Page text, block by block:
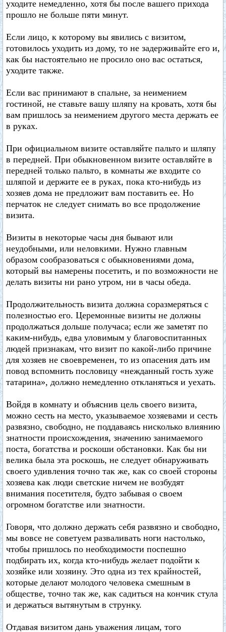
уходите немедленно, хотя бы после вашего прихода
прошло не больше пяти минут.
Если лицо, к которому вы явились с визитом,
готовилось уходить из дому, то не задерживайте его и,
как бы настоятельно не просило оно вас остаться,
уходите также.
Если вас принимают в спальне, за неимением
гостиной, не ставьте вашу шляпу на кровать, хотя бы
вам пришлось за неимением другого места держать ее
в руках.
При официальном визите оставляйте пальто и шляпу
в передней. При обыкновенном визите оставляйте в
передней только пальто, в комнаты же входите со
шляпой и держите ее в руках, пока кто-нибудь из
хозяев дома не предложит вам поставить ее. Но
перчаток не следует снимать во все продолжение
визита.
Визиты в некоторые часы дня бывают или
неудобными, или неловкими. Нужно главным
образом сообразоваться с обыкновениями дома,
который вы намерены посетить, и по возможности не
делать визиты ни рано утром, ни в часы обеда.
Продолжительность визита должна соразмеряться с
полезностью его. Церемонные визиты не должны
продолжаться дольше получаса; если же заметят по
каким-нибудь, едва уловимым у благовоспитанных
людей признакам, что визит по какой-либо причине
для хозяев не своевременен, то из опасения дать им
повод вспомнить пословицу «нежданный гость хуже
татарина», должно немедленно откланяться и уехать.
Войдя в комнату и объяснив цель своего визита,
можно сесть на место, указываемое хозяевами и сесть
развязно, свободно, не поддаваясь нисколько влиянию
знатности происхождения, значению занимаемого
поста, богатства и роскоши обстановки. Как бы ни
велика была эта роскошь, не следует обнаруживать
своего удивления точно так же, как со своей стороны
хозяева как люди светские ничем не возбудят
внимания посетителя, будто забывая о своем
огромном богатстве или знатности.
Говоря, что должно держать себя развязно и свободно,
мы вовсе не советуем разваливать ноги настолько,
чтобы пришлось по необходимости поспешно
подбирать их, когда кто-нибудь желает подойти к
хозяйке или хозяину. Это одна из тех крайностей,
которые делают молодого человека смешным в
обществе, точно так же, как садиться на кончик стула
и держаться вытянутым в струнку.
Отдавая визитом дань уважения лицам, того